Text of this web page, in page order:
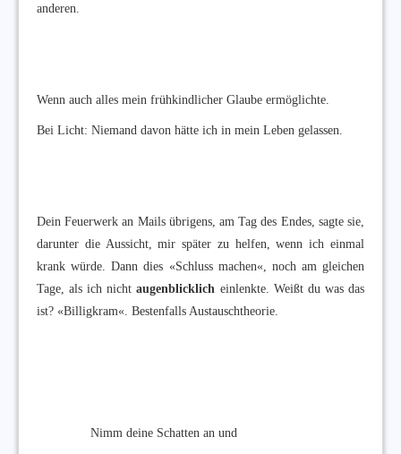
anderen.
Wenn auch alles mein frühkindlicher Glaube ermöglichte.
Bei Licht: Niemand davon hätte ich in mein Leben gelassen.
Dein Feuerwerk an Mails übrigens, am Tag des Endes, sagte sie,
darunter die Aussicht, mir später zu helfen, wenn ich einmal
krank würde. Dann dies «Schluss machen«, noch am gleichen
Tage, als ich nichtaugenblicklich einlenkte. Weißt du was das
ist? «Billigkram«. Bestenfalls Austauschtheorie.
Nimm deine Schatten an und